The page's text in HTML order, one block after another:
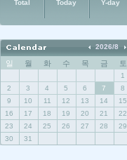
Total Today Y-day
2026/8
일 월 화 수 목 금 토
1
2
3 4 5 6 7
8
9
10 11 12 13 14
15
16
17 18 19 20 21
22
23
24 25 26 27 28
29
30
31